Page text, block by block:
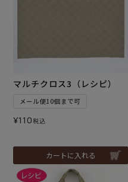
マルチクロス3（レシピ）
メール便10個まで可
¥110税込
カートに入れる